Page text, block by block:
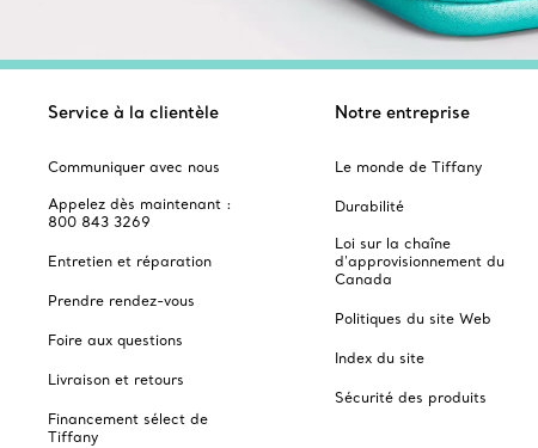
Service à la clientèle
Communiquer avec nous
Appelez dès maintenant :
800 843 3269
Entretien et réparation
Prendre rendez-vous
Foire aux questions
Livraison et retours
Financement sélect de
Tiffany
Notre entreprise
Le monde de Tiffany
Durabilité
Loi sur la chaîne
d'approvisionnement du
Canada
Politiques du site Web
Index du site
Sécurité des produits